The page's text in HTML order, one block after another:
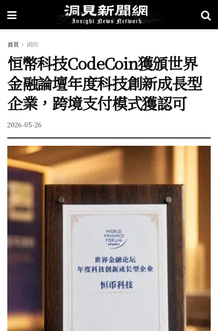
首頁 國際
恒幣科技CodeCoin獲頒世界
金融論壇年度科技創新成長型
企業，跨境支付模式獲認可
2026-05-26